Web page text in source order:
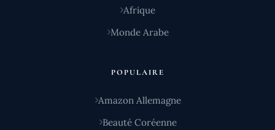
Afrique
Monde Arabe
POPULAIRE
Amazon Allemagne
Beauté Coréenne